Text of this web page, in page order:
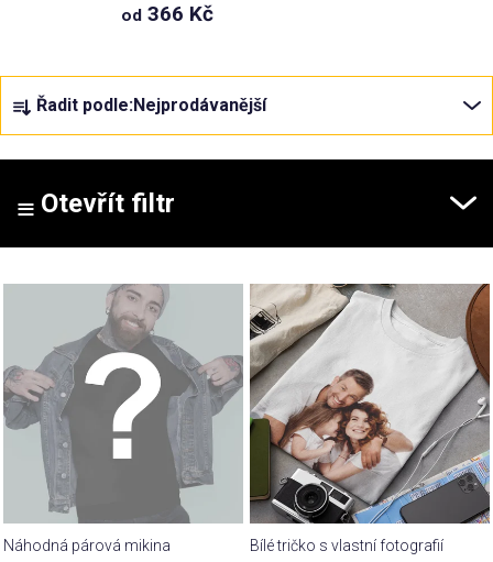
Oblečení
od 366 Kč
z
r
u
k
t
Řadit podle:Nejprodávanější
Otevřít filtr
V
i
s
p
d
uNáhodná párová mikina Bílé tričko s vlastní fotografií